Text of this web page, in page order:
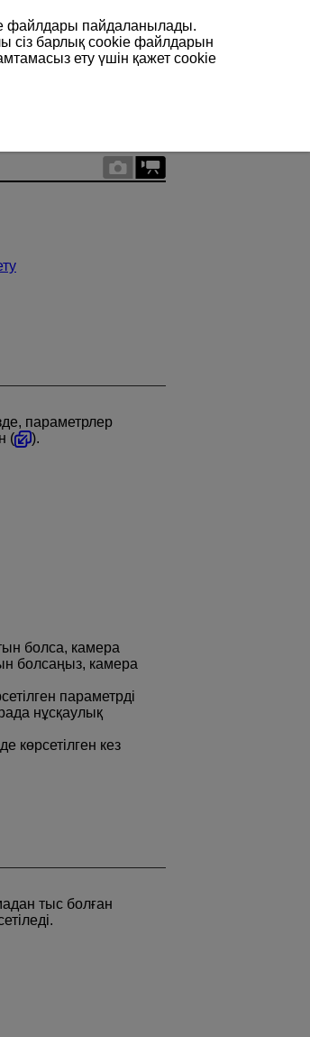
параметрлер
(
).
болса, камера
болсаңыз, камера
параметрді
нұсқаулық
көрсетілген кез
тыс болған
файлдары пайдаланылады.
сіз барлық cookie файлдарын
ету үшін қажет cookie